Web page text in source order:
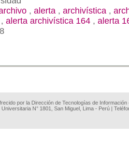
, alerta , archivística ,
, alerta archivística 164 , alerta
por la Dirección de Tecnologías de
Universitaria N° 1801, San Miguel, Lima - Perú |